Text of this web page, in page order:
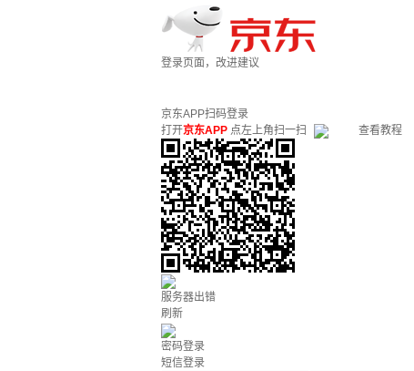
登录页面，改进建议
京东APP扫码登录
打开京东APP 点左上角扫一扫 查看教程
服务器出错
刷新
密码登录
短信登录